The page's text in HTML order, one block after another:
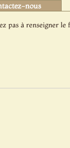
nous
pas à renseigner